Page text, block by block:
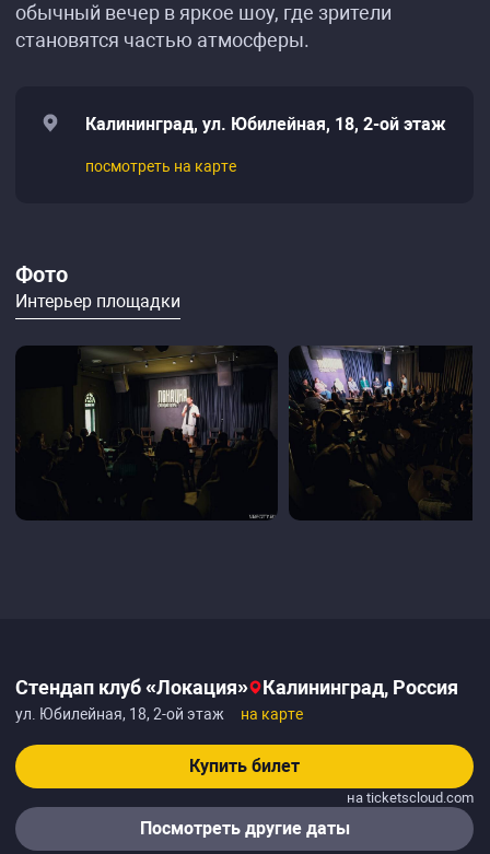
обычный вечер в яркое шоу, где зрители
становятся частью атмосферы.
Калининград, ул. Юбилейная, 18, 2-ой этаж
посмотреть на карте
Фото
Интерьер площадки
Стендап клуб «Локация» Калининград, Россия
ул. Юбилейная, 18, 2-ой этаж на карте
Купить билет
на ticketscloud.com
Посмотреть другие даты